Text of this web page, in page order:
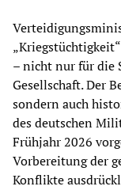
– nicht nur für die
Gesellschaft. Der
sondern auch
des deutschen
Frühjahr 2026
Vorbereitung der
Konflikte